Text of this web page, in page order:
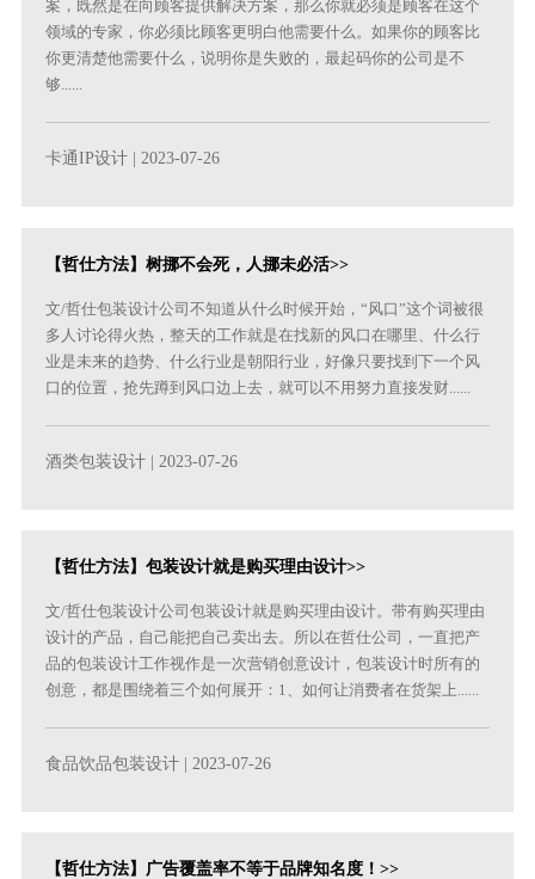
案，既然是在向顾客提供解决方案，那么你就必须是顾客在这个
领域的专家，你必须比顾客更明白他需要什么。如果你的顾客比
你更清楚他需要什么，说明你是失败的，最起码你的公司是不
够......
卡通IP设计 | 2023-07-26
【哲仕方法】树挪不会死，人挪未必活>>
文/哲仕包装设计公司不知道从什么时候开始，“风口”这个词被很
多人讨论得火热，整天的工作就是在找新的风口在哪里、什么行
业是未来的趋势、什么行业是朝阳行业，好像只要找到下一个风
口的位置，抢先蹲到风口边上去，就可以不用努力直接发财......
酒类包装设计 | 2023-07-26
【哲仕方法】包装设计就是购买理由设计>>
文/哲仕包装设计公司包装设计就是购买理由设计。带有购买理由
设计的产品，自己能把自己卖出去。所以在哲仕公司，一直把产
品的包装设计工作视作是一次营销创意设计，包装设计时所有的
创意，都是围绕着三个如何展开：1、如何让消费者在货架上......
食品饮品包装设计 | 2023-07-26
【哲仕方法】广告覆盖率不等于品牌知名度！>>